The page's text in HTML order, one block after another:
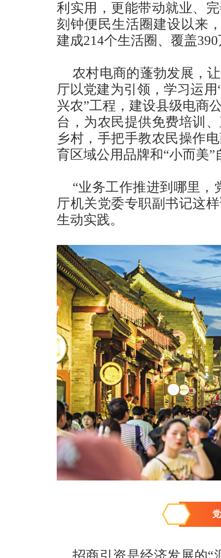
利实用，更能带动就业、
刻钟便民生活圈建设以来
建成214个生活圈、覆盖
农村电商的蓬勃发展，
厅以党建为引领，学习运
兴农”工程，建设县级电商
台，为农民提供免费培训
乡村，手把手教农民操作
育区域公用品牌和“小而美”
“业务工作推进到哪里，
厅机关党委专职副书记这
生动实践。